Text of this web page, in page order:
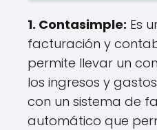
1. Contasimple: Es
facturación y
permite llevar un
los ingresos y
con un sistema de
automático que